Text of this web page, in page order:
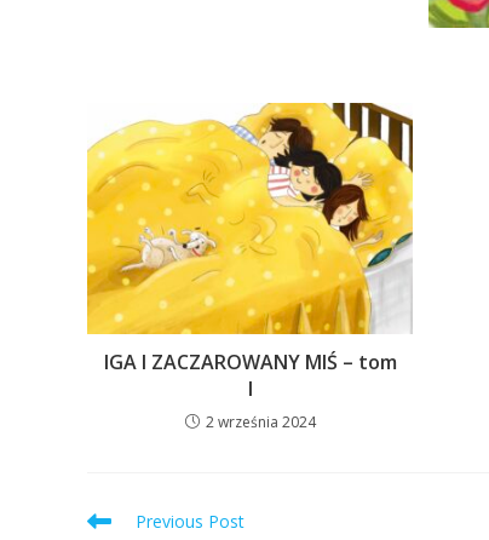
IGA I ZACZAROWANY MIŚ – tom
I
2 września 2024
Previous Post